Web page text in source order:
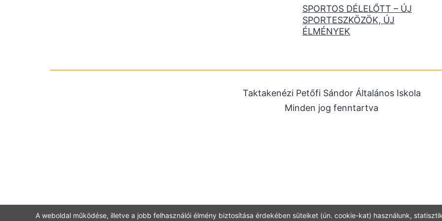
SPORTOS DÉLELŐTT – ÚJ
SPORTESZKÖZÖK, ÚJ
ÉLMÉNYEK
Taktakenézi Petőfi Sándor Általános Iskola
Minden jog fenntartva
A weboldal működése, illetve a jobb felhasználói élmény biztosítása érdekében süteiket (ún. cookie-kat) használunk,